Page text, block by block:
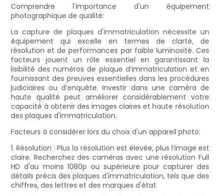
Comprendre l'importance d'un équipement
photographique de qualité:
La capture de plaques d'immatriculation nécessite un
équipement qui excelle en termes de clarté, de
résolution et de performances par faible luminosité. Ces
facteurs jouent un rôle essentiel en garantissant la
lisibilité des numéros de plaque d’immatriculation et en
fournissant des preuves essentielles dans les procédures
judiciaires ou d’enquête. Investir dans une caméra de
haute qualité peut améliorer considérablement votre
capacité à obtenir des images claires et haute résolution
des plaques d'immatriculation.
Facteurs à considérer lors du choix d'un appareil photo:
1. Résolution : Plus la résolution est élevée, plus l’image est
claire. Recherchez des caméras avec une résolution Full
HD d'au moins 1080p ou supérieure pour capturer des
détails précis des plaques d'immatriculation, tels que des
chiffres, des lettres et des marques d'état.